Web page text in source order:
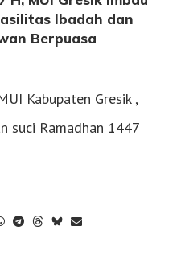
Ibadah dan
Berpuasa
Kabupaten Gresik ,
suci Ramadhan 1447